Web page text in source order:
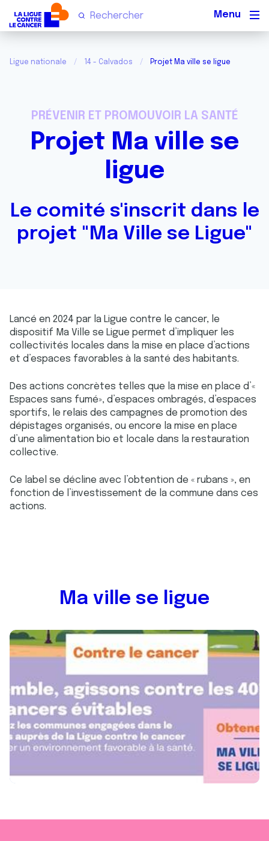
Ligue nationale 14 - Calvados Projet Ma ville se ligue
PRÉVENIR ET PROMOUVOIR LA SANTÉ
Projet Ma ville se
ligue
Le comité s'inscrit dans le
projet "Ma Ville se Ligue"
Lancé en 2024 par la Ligue contre le cancer, le
dispositif Ma Ville se Ligue permet d’impliquer les
collectivités locales dans la mise en place d’actions
et d’espaces favorables à la santé des habitants.
Des actions concrètes telles que la mise en place d’«
Espaces sans fumé», d’espaces ombragés, d’espaces
sportifs, le relais des campagnes de promotion des
dépistages organisés, ou encore la mise en place
d’une alimentation bio et locale dans la restauration
collective.
Ce label se décline avec l’obtention de « rubans », en
fonction de l’investissement de la commune dans ces
actions.
Ma ville se ligue